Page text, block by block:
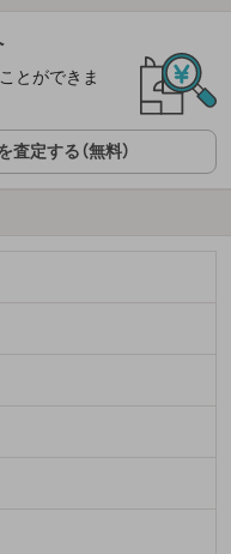
とができま
定する（無料）